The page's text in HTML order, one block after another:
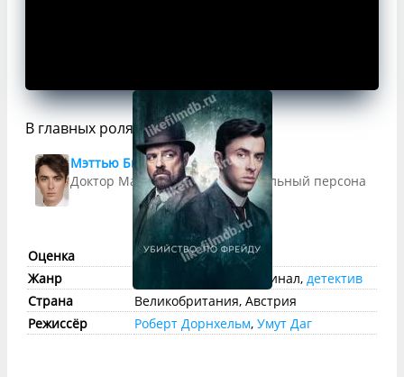
В главных ролях
Мэттью Бирд
Доктор Макс Либерман (центральный персонаж)
Оценка imdb:7.5КП:7.7
Жанр
, криминал, детектив
Страна
Великобритания, Австрия
Режиссёр
Роберт Дорнхельм, Умут Даг